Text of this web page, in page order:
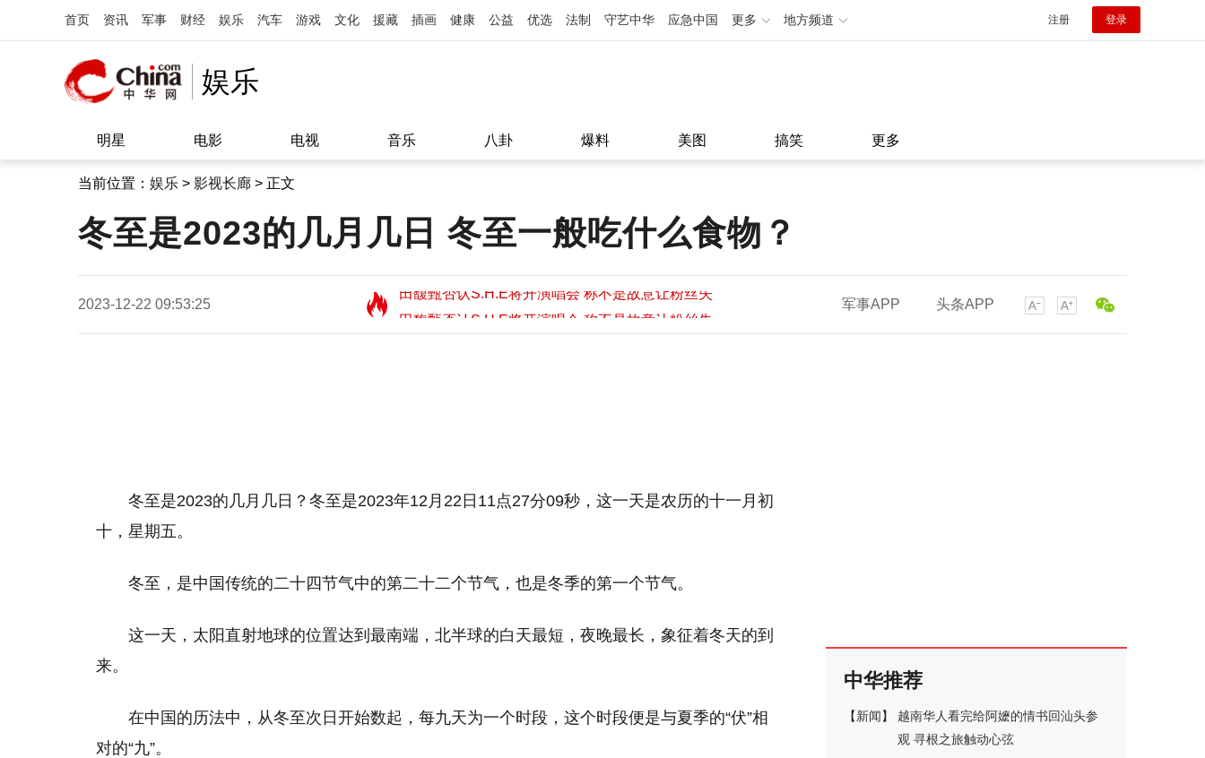
首页 资讯 军事 财经 娱乐 汽车 游戏 文化 援藏 插画 健康 公益 优选 法制 守艺中华 应急中国 更多 地方频道 注册 登录
娱乐
明星 电影 电视 音乐 八卦 爆料 美图 搞笑 更多
当前位置： 娱乐 > 影视长廊 > 正文
冬至是2023的几月几日 冬至一般吃什么食物？
2023-12-22 09:53:25
田馥甄否认S.H.E将开演唱会 称不是故意让粉丝失
望11:08
田馥甄否认S.H.E将开演唱会 称不是故意让粉丝失
军事APP 头条APP
冬至是2023的几月几日？冬至是2023年12月22日11点27分09秒，这一天是农历的十一月初
十，星期五。
冬至，是中国传统的二十四节气中的第二十二个节气，也是冬季的第一个节气。
这一天，太阳直射地球的位置达到最南端，北半球的白天最短，夜晚最长，象征着冬天的到
来。
在中国的历法中，从冬至次日开始数起，每九天为一个时段，这个时段便是与夏季的“伏”相
对的“九”。
中华推荐
【新闻】
越南华人看完给阿嬷的情书回汕头参
观 寻根之旅触动心弦